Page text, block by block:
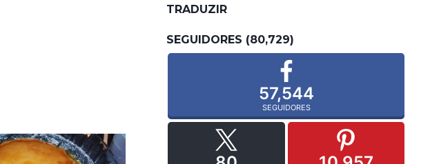
TRADUZIR
SEGUIDORES (80,729)
57,544
SEGUIDORES